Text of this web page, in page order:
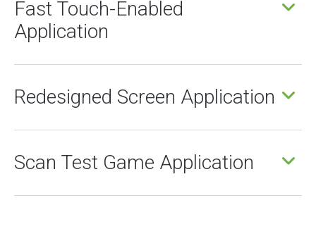
Fast Touch-Enabled
Application
Redesigned Screen Application
Scan Test Game Application